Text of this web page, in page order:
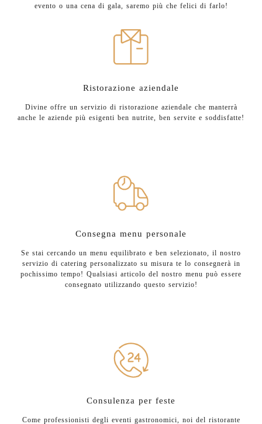
evento o una cena di gala, saremo più che felici di farlo!
Ristorazione aziendale
Divine offre un servizio di ristorazione aziendale che manterrà
anche le aziende più esigenti ben nutrite, ben servite e soddisfatte!
Consegna menu personale
Se stai cercando un menu equilibrato e ben selezionato, il nostro
servizio di catering personalizzato su misura te lo consegnerà in
pochissimo tempo! Qualsiasi articolo del nostro menu può essere
consegnato utilizzando questo servizio!
Consulenza per feste
Come professionisti degli eventi gastronomici, noi del ristorante